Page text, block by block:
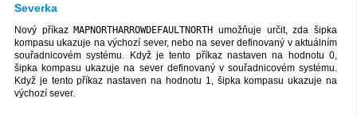
Severka
Nový příkazMAPNORTHARROWDEFAULTNORTH umožňuje určit, zda šipka
kompasu ukazuje na výchozí sever, nebo na sever definovaný v aktuálním
souřadnicovém systému. Když je tento příkaz nastaven na hodnotu 0,
šipka kompasu ukazuje na sever definovaný v souřadnicovém systému.
Když je tento příkaz nastaven na hodnotu 1, šipka kompasu ukazuje na
výchozí sever.